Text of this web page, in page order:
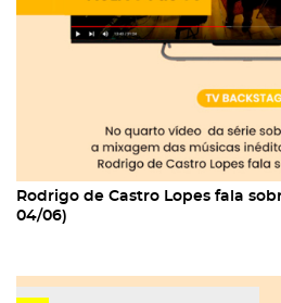
Rodrigo de Castro Lopes fala
04/06)